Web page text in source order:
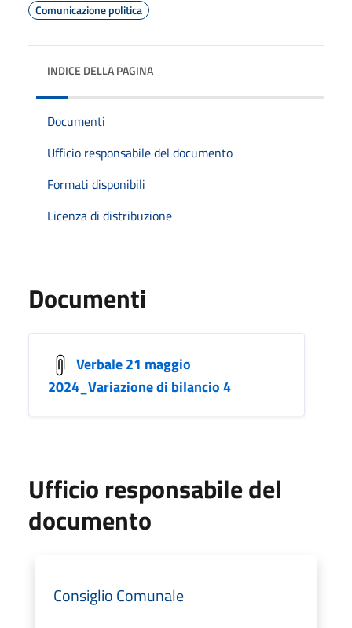
Comunicazione politica
INDICE DELLA PAGINA
Documenti
Ufficio responsabile del documento
Formati disponibili
Licenza di distribuzione
Documenti
Verbale 21 maggio
2024_Variazione di bilancio 4
Ufficio responsabile del
documento
Consiglio Comunale